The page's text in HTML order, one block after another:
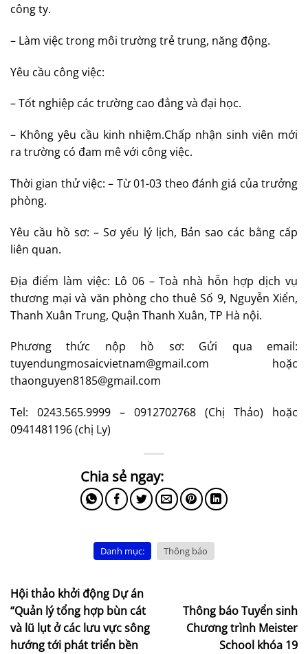
công ty.
– Làm việc trong môi trường trẻ trung, năng động.
Yêu cầu công việc:
– Tốt nghiệp các trường cao đẳng và đại học.
– Không yêu cầu kinh nhiệm.Chấp nhận sinh viên mới
ra trường có đam mê với công việc.
Thời gian thử việc: – Từ 01-03 theo đánh giá của trưởng
phòng.
Yêu cầu hồ sơ: – Sơ yếu lý lịch, Bản sao các bằng cấp
liên quan.
Địa điểm làm việc: Lô 06 – Toà nhà hỗn hợp dịch vụ
thương mại và văn phòng cho thuê Số 9, Nguyễn Xiển,
Thanh Xuân Trung, Quận Thanh Xuân, TP Hà nội.
Phương thức nộp hồ sơ: Gửi qua email:
tuyendungmosaicvietnam@gmail.com hoặc
thaonguyen8185@gmail.com
Tel: 0243.565.9999 – 0912702768 (Chị Thảo) hoặc
0941481196 (chị Ly)
Danh mục: Thông báo
Hội thảo khởi động Dự án
“Quản lý tổng hợp bùn cát
và lũ lụt ở các lưu vực sông
hướng tới phát triển bền
Thông báo Tuyển sinh
Chương trình Meister
School khóa 19